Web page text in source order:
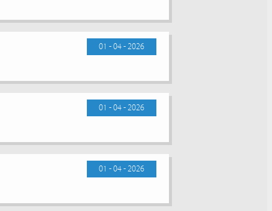
01 - 04 - 2026
01 - 04 - 2026
01 - 04 - 2026